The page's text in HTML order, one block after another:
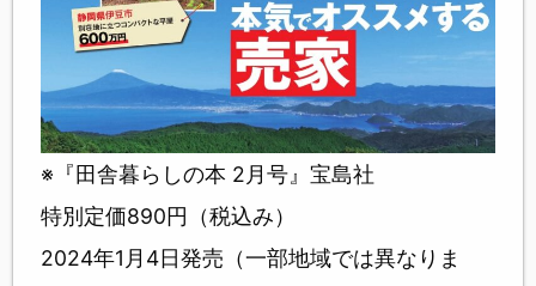
※『田舎暮らしの本 2月号』宝島社
特別定価890円（税込み）
2024年1月4日発売（一部地域では異なりま